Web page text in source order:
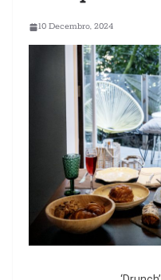
10 Decembro, 2024